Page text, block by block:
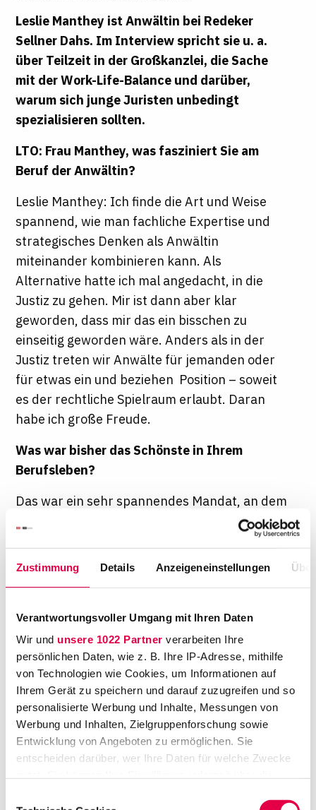
Zustimmung Details Anzeigeneinstellungen
Verantwortungsvoller Umgang mit Ihren Daten
Wir und unsere 1022 Partner verarbeiten Ihre
persönlichen Daten, wie z. B. Ihre IP-Adresse, mithilfe
von Technologien wie Cookies, um Informationen auf
Ihrem Gerät zu speichern und darauf zuzugreifen und so
personalisierte Werbung und Inhalte, Messungen von
Werbung und Inhalten, Zielgruppenforschung sowie
Entwicklung von Angeboten zu ermöglichen. Sie
entscheiden darüber, wer Ihre Daten für welche Zwecke
Leslie Manthey ist Anwältin bei Redeker
Sellner Dahs. Im Interview spricht sie u. a.
über Teilzeit in der Großkanzlei, die Sache
mit der Work-Life-Balance und darüber,
warum sich junge Juristen unbedingt
spezialisieren sollten.
LTO: Frau Manthey, was fasziniert Sie am
Beruf der Anwältin?
Leslie Manthey: Ich finde die Art und Weise
spannend, wie man fachliche Expertise und
strategisches Denken als Anwältin
miteinander kombinieren kann. Als
Alternative hatte ich mal angedacht, in die
Justiz zu gehen. Mir ist dann aber klar
geworden, dass mir das ein bisschen zu
einseitig geworden wäre. Anders als in der
Justiz treten wir Anwälte für jemanden oder
für etwas ein und beziehen Position – soweit
es der rechtliche Spielraum erlaubt. Daran
habe ich große Freude.
Was war bisher das Schönste in Ihrem
Berufsleben?
Das war ein sehr spannendes Mandat, an dem
ich schon in meiner Zeit als Referendarin –
ebenfalls im Brüsseler Büro von Redeker –
mitgewirkt habe. Wir haben damals das
dann als Associate bei Redeker angefangen
habe, durfte ich an dem Fall weiterarbeiten
mit der Folge, dass mein erster
Verhandlungstermin als Anwältin vor dem
EuGH stattfand.
Das war wahrscheinlich mit viel Aufregung
verbunden?
Wenn man sich gut auf etwas vorbereitet, hält
sich die Aufregung meist in Grenzen, finde ich.